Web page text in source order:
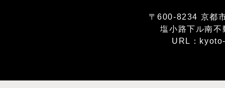
〒600-8234 京都
塩小路下ル南
URL：